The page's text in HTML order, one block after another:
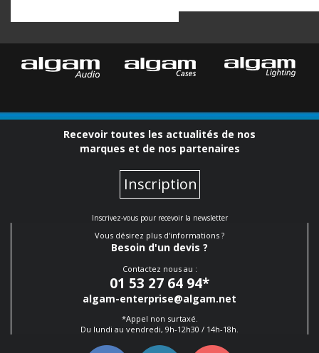
Recevoir toutes les actualités de nos
marques et de nos partenaires
Inscription
Inscrivez-vous pour recevoir la newsletter
Vous désirez plus d'informations ?
Besoin d'un devis ?
Contactez nous au :
01 53 27 64 94*
algam-enterprise@algam.net
*Appel non surtaxé.
Du lundi au vendredi, 9h-12h30 / 14h-18h.